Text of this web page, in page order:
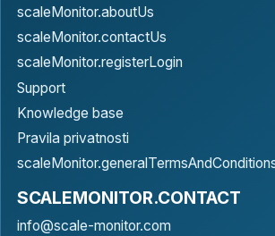
scaleMonitor.aboutUs
scaleMonitor.contactUs
scaleMonitor.registerLogin
Support
Knowledge base
Pravila privatnosti
SCALEMONITOR.CONTACT
info@scale-monitor.com